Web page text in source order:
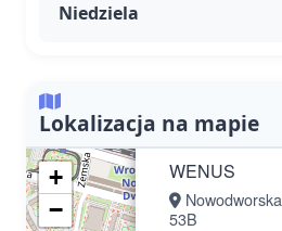
Niedziela
Lokalizacja na mapie
WENUS
Nowodworska
53B
+
−